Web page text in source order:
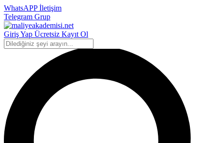
WhatsAPP İletişim
Telegram Grup
Giriş Yap Ücretsiz Kayıt Ol